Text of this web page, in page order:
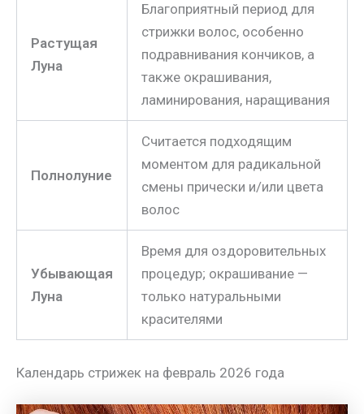
Растущая
Луна
Благоприятный период для
стрижки волос, особенно
подравнивания кончиков, а
также окрашивания,
ламинирования, наращивания
Полнолуние
Считается подходящим
моментом для радикальной
смены прически и/или цвета
волос
Убывающая
Луна
Время для оздоровительных
процедур; окрашивание —
только натуральными
красителями
Календарь стрижек на февраль 2026 года